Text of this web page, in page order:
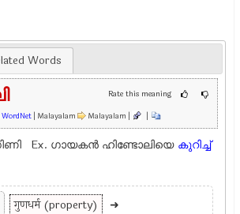
Words
Rate this meaning
| Malayalam Malayalam | |
Ex. ഗായകൻ ഹിണ്ടോലിയെ കുറിച്ച്
गुणधर्म (property)
➜